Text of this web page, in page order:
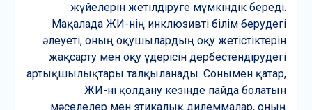
жүйелерін жетілдіруге мүмкіндік береді.
Мақалада ЖИ-нің инклюзивті білім берудегі
әлеуеті, оның оқушылардың оқу жетістіктерін
жақсарту мен оқу үдерісін дербестендірудегі
артықшылықтары талқыланады. Сонымен қатар,
ЖИ-ні қолдану кезінде пайда болатын
мәселелер мен этикалық дилеммалар, оның